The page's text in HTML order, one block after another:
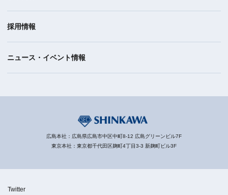
採用情報
ニュース・イベント情報
広島本社：広島県広島市中区中町8-12 広島グリーンビル7F
東京本社：東京都千代田区麹町4丁目3-3 新麹町ビル3F
Twitter